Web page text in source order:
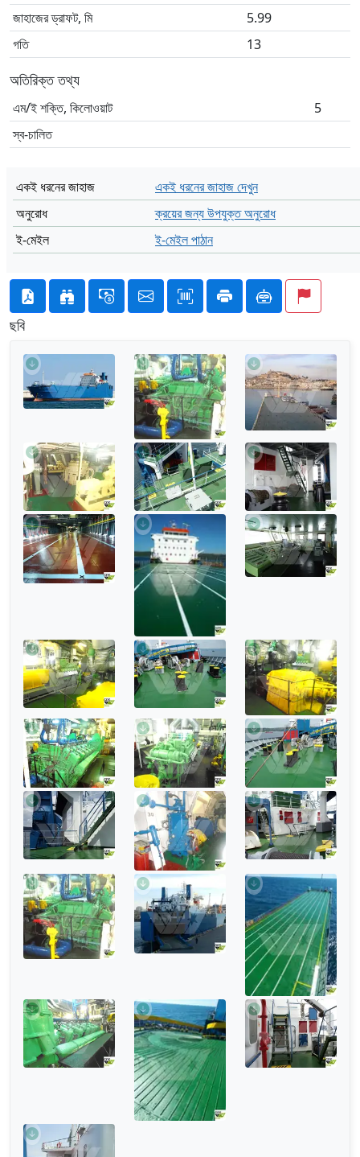
জাহাজের ড্রাফট, মি
5.99
গতি
13
অতিরিক্ত তথ্য
এম/ই শক্তি, কিলোওয়াট
5
স্ব-চালিত
একই ধরনের জাহাজ
একই ধরনের জাহাজ দেখুন
অনুরোধ
ক্রয়ের জন্য উপযুক্ত অনুরোধ
ই-মেইল
ই-মেইল পাঠান
ছবি